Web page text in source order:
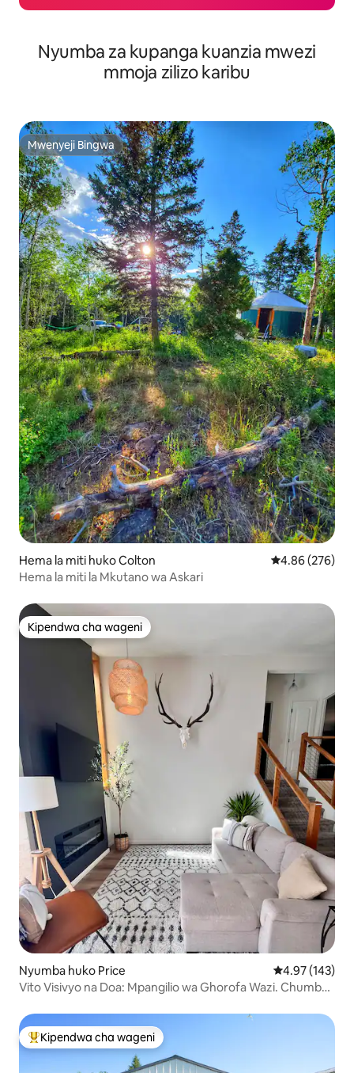
Nyumba za kupanga kuanzia mwezi
mmoja zilizo karibu
Mwenyeji Bingwa
Mwenyeji Bingwa
Hema la miti huko Colton Ukadiriaji wa
4.86 (276)
Hema la miti la Mkutano wa Askari
Kipendwa cha wageni
Kipendwa cha wageni
Nyumba huko Price Ukadiriaji wa
4.97 (143)
Vito Visivyo na Doa: Mpangilio wa Ghorofa Wazi. Chumba
Kipendwa maarufu cha wageni
Kipendwa cha wageni